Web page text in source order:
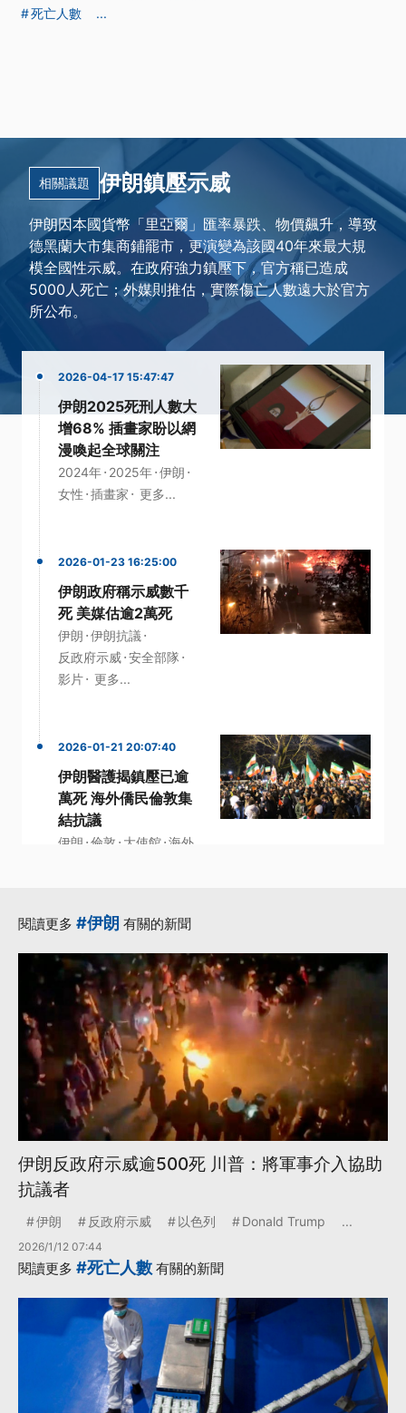
死亡人數
...
相關議題 伊朗鎮壓示威
伊朗因本國貨幣「里亞爾」匯率暴跌、物價飆升，導致
德黑蘭大市集商鋪罷市，更演變為該國40年來最大規
模全國性示威。在政府強力鎮壓下，官方稱已造成
5000人死亡；外媒則推估，實際傷亡人數遠大於官方
所公布。
2026-04-17 15:47:47
伊朗2025死刑人數大
增68% 插畫家盼以網
漫喚起全球關注
2024年· 2025年·伊朗 ·
女性 ·插畫家 · 更多...
2026-01-23 16:25:00
伊朗政府稱示威數千
死 美媒估逾2萬死
伊朗 ·伊朗抗議 ·
反政府示威·安全部隊·
影片· 更多...
2026-01-21 20:07:40
伊朗醫護揭鎮壓已逾
萬死 海外僑民倫敦集
結抗議
伊朗 ·倫敦 · 大使館·海外
閱讀更多 #伊朗 有關的新聞
伊朗反政府示威逾500死 川普：將軍事介入協助
抗議者
伊朗 反政府示威 以色列 Donald Trump ...
2026/1/12 07:44
閱讀更多 #死亡人數 有關的新聞